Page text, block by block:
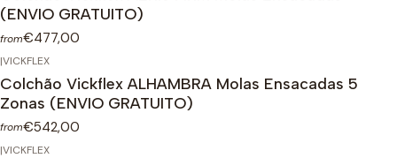
(ENVIO GRATUITO)
from€477,00
|VICKFLEX
Colchão Vickflex ALHAMBRA Molas Ensacadas 5
Zonas (ENVIO GRATUITO)
from€542,00
|VICKFLEX